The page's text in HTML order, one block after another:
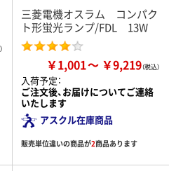
三菱電機オスラム コンパク
ト形蛍光ランプ/FDL 13W
￥1,001 ￥9,219
入荷予定：
ご注文後、お届けについてご連絡
いたします
アスクル在庫商品
販売単位違いの商品が2商品あります